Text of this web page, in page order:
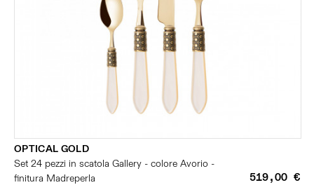
OPTICAL GOLD
Set 24 pezzi in scatola Gallery - colore Avorio -
finitura Madreperla
519,00 €